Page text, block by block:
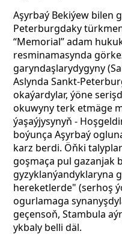
Aşyrbaý Bekiýew bilen
Peterburgdaky
“Memorial” adam
resminamasynda
garyndaşlarydygyny
Aslynda Sankt-
okaýardylar, ýöne
okuwyny terk etmäge
ýaşaýjysynyň -
boýunça Aşyrbaý
karz berdi. Öňki
goşmaça pul gazanjak
gyzyklanýandyklaryna
hereketlerde" (serhoş
ogurlamaga
geçensoň, Stambula
ykbaly belli däl.